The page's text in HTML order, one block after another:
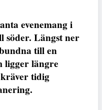
evenemang i
Längst ner
till en
ligger längre
tidig